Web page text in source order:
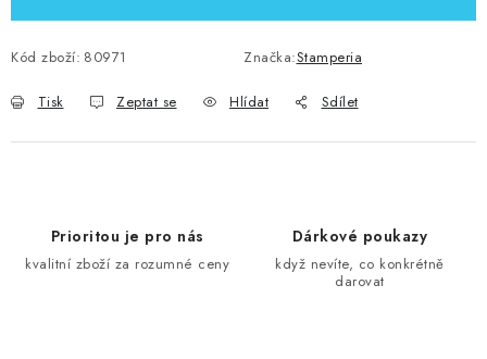
Kód zboží: 80971 Značka:Stamperia
Tisk Zeptat se Hlídat Sdílet
Prioritou je pro nás
kvalitní zboží za rozumné ceny
Dárkové poukazy
když nevíte, co konkrétně
darovat